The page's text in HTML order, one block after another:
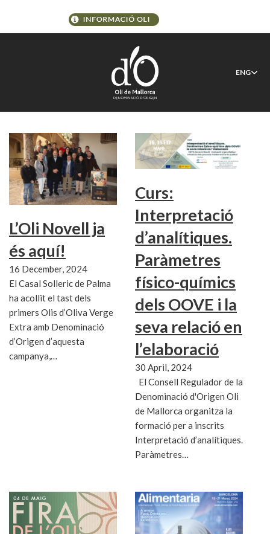
ENG
Pesca i Medi Natural
@en
L’Oli Novell ja
és aquí!
16 December, 2024
El Casal Solleric de Palma
ha acollit el tast dels
primers Olis d’Oliva Verge
Extra amb Denominació
d’Origen d’aquesta
campanya,…
Curs:
Interpretació
d’analítiques.
Paràmetres
físico-químics
dels OOVE i la
seva relació en
l’elaboració
30 April, 2024
El Consell Regulador de la
Denominació d'Origen Oli
de Mallorca organitza la
formació per a inscrits
Interpretació d’analítiques.
Paràmetres…